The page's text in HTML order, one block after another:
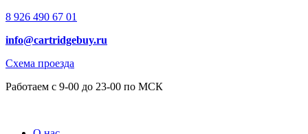
8 926 490 67 01
info@cartridgebuy.ru
Схема проезда
Работаем с 9-00 до 23-00 по МСК